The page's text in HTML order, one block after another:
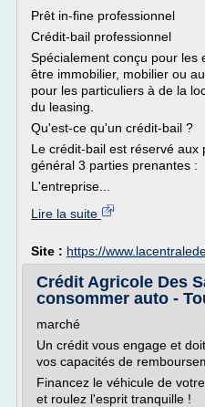
Prêt in-fine professionnel
Crédit-bail professionnel
Spécialement conçu pour les
être immobilier, mobilier ou
pour les particuliers à de la
du leasing.
Qu'est-ce qu'un crédit-bail ?
Le crédit-bail est réservé aux
général 3 parties prenantes :
L'entreprise...
Lire la suite
Site : https://
Crédit Agricole Des
consommer auto -
marché
Un crédit vous engage et
vos capacités de
Financez le véhicule de
et roulez l'esprit tranquille !